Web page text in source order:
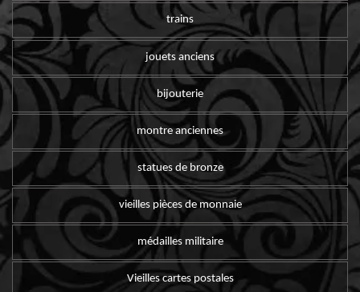
trains
jouets anciens
bijouterie
montre anciennes
statues de bronze
vieilles pièces de monnaie
médailles militaire
Vieilles cartes postales